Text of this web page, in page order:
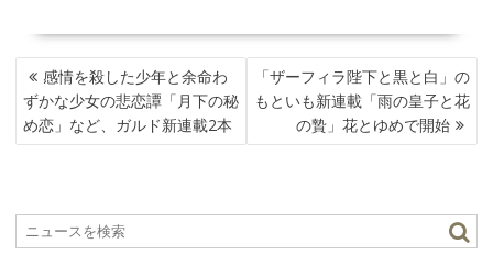
投
稿
ナ
ビ
シ
ョ
感情を殺した少年と余命わ
ずかな少女の悲恋譚「月下の秘
め恋」など、ガルド新連載2本
「ザーフィラ陛下と黒と白」の
もといも新連載「雨の皇子と花
の贄」花とゆめで開始